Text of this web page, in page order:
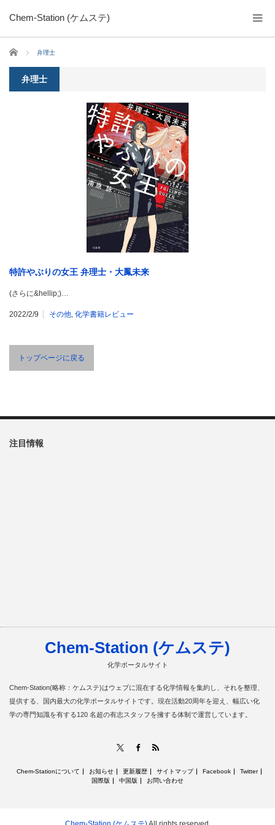
Chem-Station (ケムステ)
ホーム 弁理士
弁理士
特許やぶりの女王 弁理士・大鳳未来
(さらに&hellip;)…
2022/2/9 その他 化学書籍レビュー
トップページに戻る
注目情報
Chem-Station (ケムステ)
化学ポータルサイト
Chem-Station(略称：ケムステ)はウェブに混在する化学情報を集約し、それを整理、
提供する、国内最大の化学ポータルサイトです。現在活動20周年を迎え、幅広い化
学の専門知識を有する120 名超の有志スタッフを擁する体制で運営しています。
Facebook
Chem-Stationについて お知らせ 更新履歴 サイトマップ Facebook
Twitter
国際版
中国版 お問い合わせ